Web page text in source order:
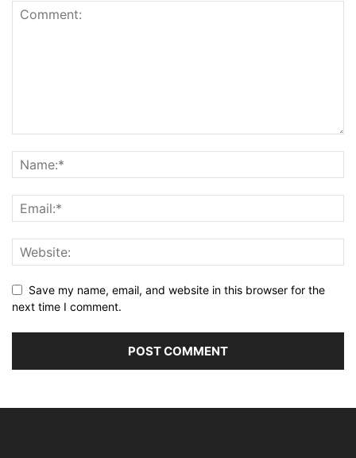
Save my name, email, and website in this browser for the
next time I comment.